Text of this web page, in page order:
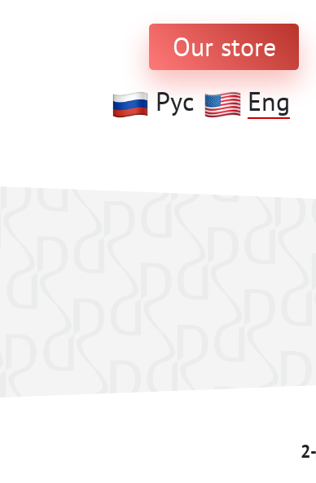
Our store
Рус
Eng